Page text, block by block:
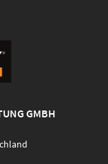
GMBH